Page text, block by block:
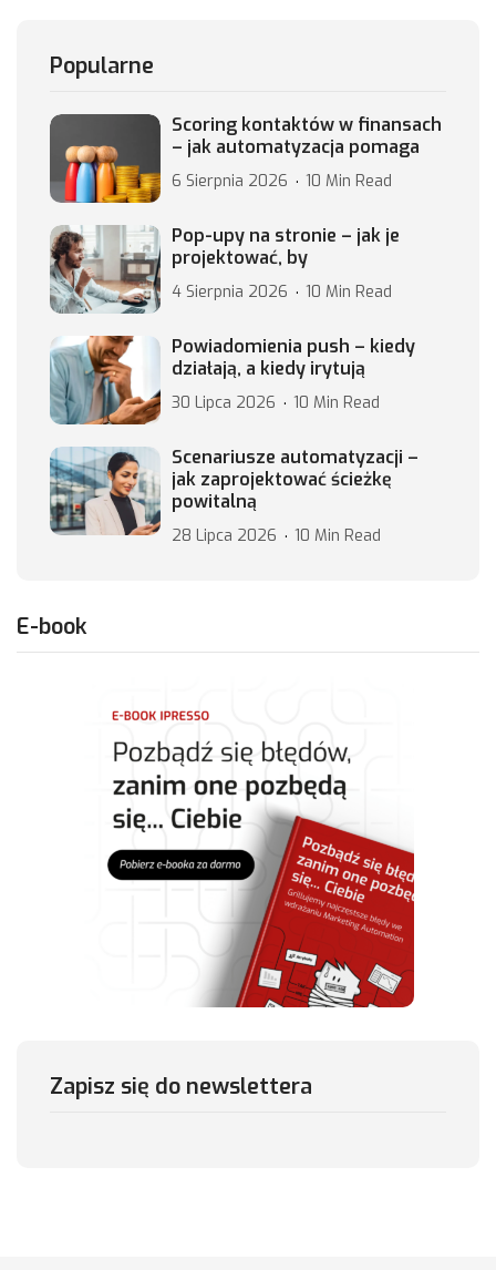
Popularne
Scoring kontaktów w finansach
– jak automatyzacja pomaga
6 Sierpnia 2026 10 Min Read
Pop-upy na stronie – jak je
projektować, by
4 Sierpnia 2026 10 Min Read
Powiadomienia push – kiedy
działają, a kiedy irytują
30 Lipca 2026 10 Min Read
Scenariusze automatyzacji –
jak zaprojektować ścieżkę
powitalną
28 Lipca 2026 10 Min Read
E-book
Zapisz się do newslettera